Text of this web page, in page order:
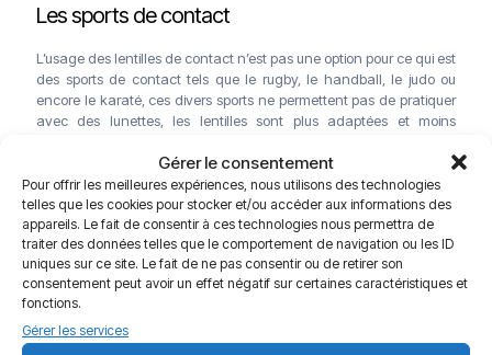
Gérer le consentement
Pour offrir les meilleures expériences, nous utilisons des technologies
telles que les cookies pour stocker et/ou accéder aux informations des
appareils. Le fait de consentir à ces technologies nous permettra de
traiter des données telles que le comportement de navigation ou les ID
uniques sur ce site. Le fait de ne pas consentir ou de retirer son
consentement peut avoir un effet négatif sur certaines caractéristiques et
fonctions.
Gérer les services
Les sports de contact
L’usage des lentilles de contact n’est pas une option pour ce qui est
des sports de contact tels que le rugby, le handball, le judo ou
encore le karaté, ces divers sports ne permettent pas de pratiquer
avec des lunettes, les lentilles sont plus adaptées et moins
En revanche les sports de précision, le tir à l’arc, ou le tir sportif par
exemple ne préconisent pas le port des lentilles, dans ce cadre-ci
le port de lunettes adaptée est recommandé notamment dues aux
risques de projection.